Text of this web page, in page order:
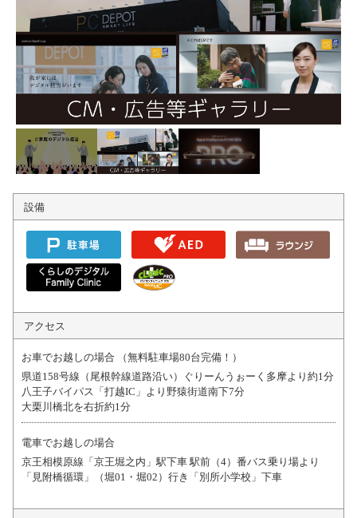
設備
アクセス
お車でお越しの場合 （無料駐車場80台完備！）
県道158号線（尾根幹線道路沿い）ぐりーんうぉーく多摩より約1分
八王子バイパス「打越IC」より野猿街道南下7分
大栗川橋北を右折約1分
電車でお越しの場合
京王相模原線「京王堀之内」駅下車 駅前（4）番バス乗り場より
「見附橋循環」（堀01・堀02）行き「別所小学校」下車